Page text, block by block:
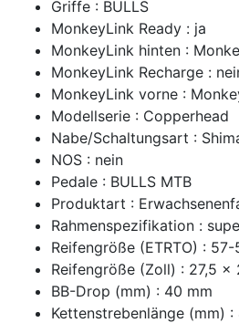
Griffe : BULLS
MonkeyLink Ready : ja
MonkeyLink hinten :
MonkeyLink Recharge :
MonkeyLink vorne :
Modellserie : Copperhead
Nabe/Schaltungsart :
NOS : nein
Pedale : BULLS MTB
Produktart :
Rahmenspezifikation :
Reifengröße (ETRTO) :
Reifengröße (Zoll) : 27,5 x
BB-Drop (mm) : 40 mm
Kettenstrebenlänge (mm) :